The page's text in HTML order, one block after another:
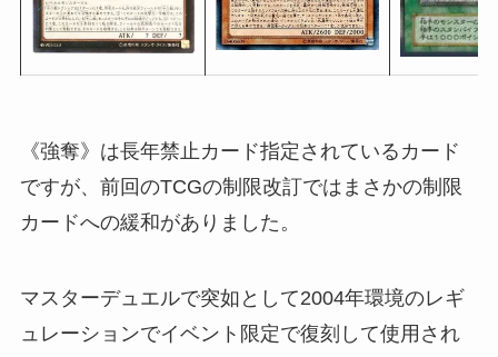
《強奪》は長年禁止カード指定されているカード
ですが、前回のTCGの制限改訂ではまさかの制限
カードへの緩和がありました。
マスターデュエルで突如として2004年環境のレギ
ュレーションでイベント限定で復刻して使用され